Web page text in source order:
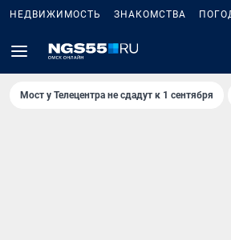
НЕДВИЖИМОСТЬ ЗНАКОМСТВА
Мост у Телецентра не сдадут к 1 сентября